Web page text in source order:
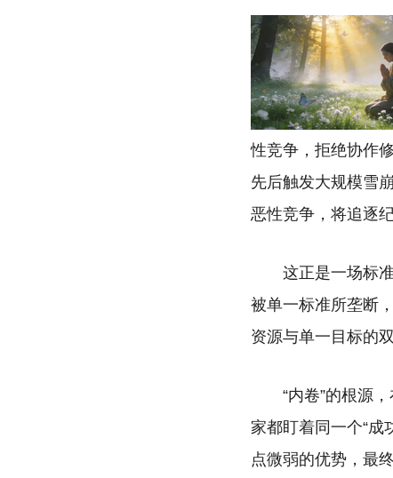
性竞争，拒绝协作
先后触发大规模雪
恶性竞争，将追逐
这正是一场标
被单一标准所垄断
资源与单一目标的
“内卷”的根源
家都盯着同一个“成
点微弱的优势，最